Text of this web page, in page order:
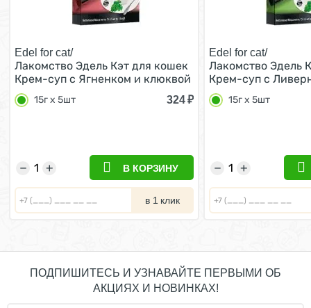
Edel for cat/
Лакомство Эдель Кэт для кошек
Крем-суп с Ягненком и клюквой
(цена за упаковку, Россия) 15г х
5шт 15г х 5шт 324₽
+
− В КОРЗИНУ
в 1 клик
Edel for cat/
Лакомство Эдель
Крем-суп с
и овощами (цена
Россия) 15г х 5шт
15г х 5шт
+
−
ПОДПИШИТЕСЬ И УЗНАВАЙТЕ ПЕРВЫМИ ОБ
АКЦИЯХ И НОВИНКАХ!